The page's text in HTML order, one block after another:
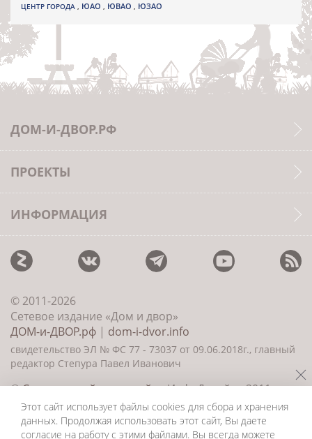
ЦЕНТР ГОРОДА , ЮАО , ЮВАО , ЮЗАО
ДОМ-И-ДВОР.РФ
ПРОЕКТЫ
ИНФОРМАЦИЯ
© 2011-2026
Сетевое издание «Дом и двор»
ДОМ-и-ДВОР.рф | dom-i-dvor.info
свидетельство ЭЛ № ФС 77 - 73037 от 09.06.2018г., главный
редактор Степура Павел Иванович
©Создание сайта и дизайн«ИнфоДизайн» 2011—
2026
Этот сайт использует файлы cookies для сбора и хранения
данных. Продолжая использовать этот сайт, Вы даете
согласие на работу с этими файлами. Вы всегда можете